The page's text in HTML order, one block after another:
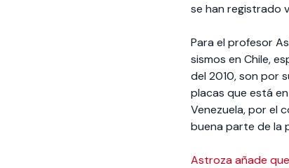
se han registrado
Para el profesor
sismos en Chile,
del 2010, son por
placas que está
Venezuela, por el
buena parte de la
Astroza añade